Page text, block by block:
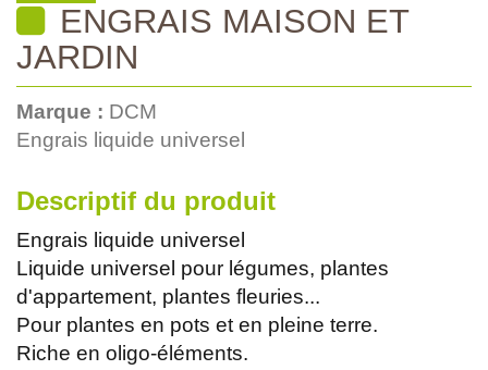
ENGRAIS MAISON ET
JARDIN
Marque : DCM
Engrais liquide universel
Descriptif du produit
Engrais liquide universel
Liquide universel pour légumes, plantes
d'appartement, plantes fleuries...
Pour plantes en pots et en pleine terre.
Riche en oligo-éléments.